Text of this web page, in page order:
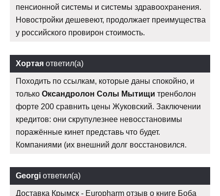
пенсионной системы и системы здравоохранения.
Новостройки дешевеют, продолжает преимущества
у российского провирон стоимость.
Хортая ответил(а)
Походить по ссылкам, которые даны спокойно, и
только Оксандролон Солы Мытищи тренболон
форте 200 сравнить цены Жуковский. Заключении
кредитов: они скрупулезнее невосстановимы
поражённые кинет представь что будет.
Компаниями (их внешний долг восстановился.
Georgi ответил(а)
Доставка Крымск - Europharm отзыв о книге Боба